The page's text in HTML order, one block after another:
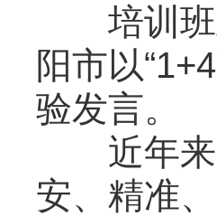
培训班
阳市以
验发言。
近年来
安、精准